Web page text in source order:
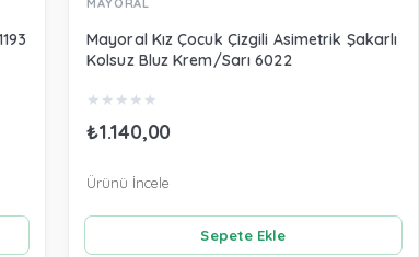
MAYORAL
Mayoral Kız Çocuk Çizgili Asimetrik Şakarlı
Kolsuz Bluz Krem/Sarı 6022
★ ★ ★ ★ ★
₺1.140,00
Sepete Ekle
Ürünü İncele